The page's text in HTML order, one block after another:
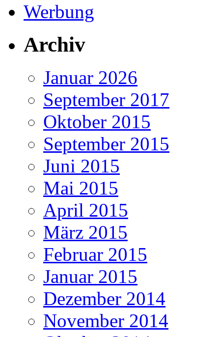
Werbung
Archiv
Januar 2026
September 2017
Oktober 2015
September 2015
Juni 2015
Mai 2015
April 2015
März 2015
Februar 2015
Januar 2015
Dezember 2014
November 2014